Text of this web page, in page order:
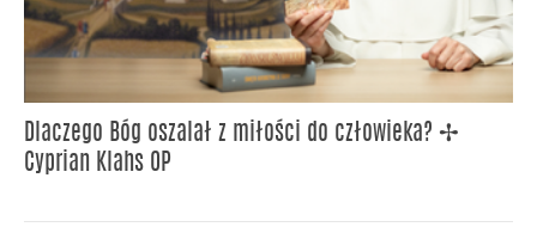
Dlaczego Bóg oszalał z miłości do człowieka? ✢
Cyprian Klahs OP